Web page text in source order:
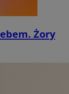
Żory